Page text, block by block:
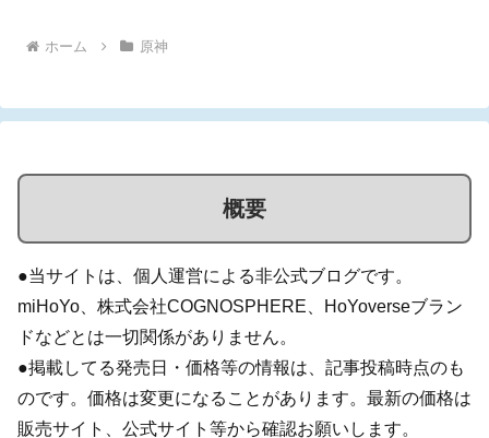
ホーム 原神
概要
●当サイトは、個人運営による非公式ブログです。
miHoYo、株式会社COGNOSPHERE、HoYoverseブラン
ドなどとは一切関係がありません。
●掲載してる発売日・価格等の情報は、記事投稿時点のも
のです。価格は変更になることがあります。最新の価格は
販売サイト、公式サイト等から確認お願いします。